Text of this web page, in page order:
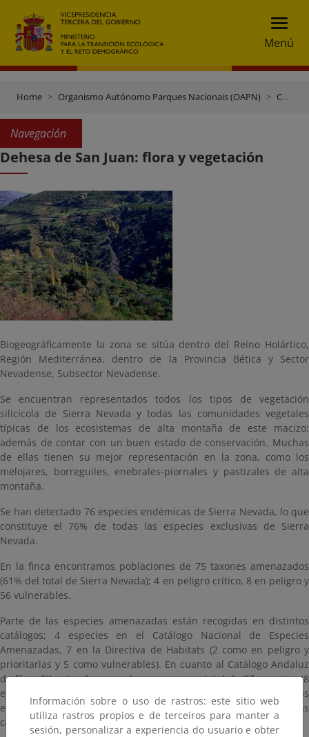
Menú
Home Organismo Autónomo Parques Nacionais (OAPN) Centros e Terreos
Navegación
Dehesa de San Juan: flora y vegetación
Biogeográficamente la zona se sitúa dentro del Reino Holártico,
Región Mediterránea, dentro de la Provincia Bética y Sector
Nevadense, Subsector Nevadense.
Se encuentran representados todos los tipos de vegetación
silicícola de Sierra Nevada y todas las comunidades vegetales
típicas de los ecosistemas de alta montaña de este macizo;
además de contar con un buen estado de conservación. Muchas
de ellas tienen su mejor representación en la zona, como los
melojares, borreguiles, enebrales-piornales y pastizales de alta
montaña.
Se han detectado 76 especies endémicas de Sierra Nevada, lo que
constituye el 76% de todas las especies exclusivas de Sierra
Nevada.
En la finca encontramos poblaciones de 75 taxones amenazados
(61% del total de Sierra Nevada); 4 en peligro crítico, 8 en peligro y
56 vulnerables.
Parte de las especies amenazadas están recogidas en distintos
catálogos; 4 especies en el Catálogo Nacional de Especies
Amenazadas, 7 en la Directiva de Habitats (2 como en peligro y
prioritarias y 5 como vulnerables). En cuanto al Catálogo Andaluz
de Flora Silvestre Amenazada se recoge un total de 37 especies (8
en peligro y 29 vulnerables), lo que supone el 60% de todas las
especies catalogadas de Sierra Nevada y el 19% de todas las
catalogadas en Andalucía.
Información sobre o uso de rastros: este sitio web
utiliza rastros propios e de terceiros para manter a
sesión, personalizar a experiencia do usuario e obter